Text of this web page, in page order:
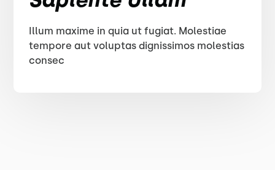
Illum maxime in quia ut fugiat. Molestiae
tempore aut voluptas dignissimos molestias
consec